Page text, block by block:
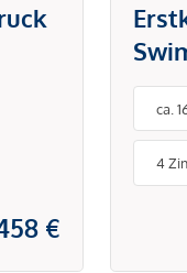
€
und
ca.
4